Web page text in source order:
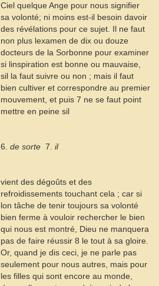
Ciel quelque Ange pour nous signifier
sa volonté; ni moins est-il besoin davoir
des révélations pour ce sujet. Il ne faut
non plus lexamen de dix ou douze
docteurs de la Sorbonne pour examiner
si linspiration est bonne ou mauvaise,
sil la faut suivre ou non ; mais il faut
bien cultiver et correspondre au premier
mouvement, et puis 7 ne se faut point
mettre en peine sil
6. de sorte  7. il
vient des dégoûts et des
refroidissements touchant cela ; car si
lon tâche de tenir toujours sa volonté
bien ferme à vouloir rechercher le bien
qui nous est montré, Dieu ne manquera
pas de faire réussir 8 le tout à sa gloire.
Or, quand je dis ceci, je ne parle pas
seulement pour nous autres, mais pour
les filles qui sont encore au monde,